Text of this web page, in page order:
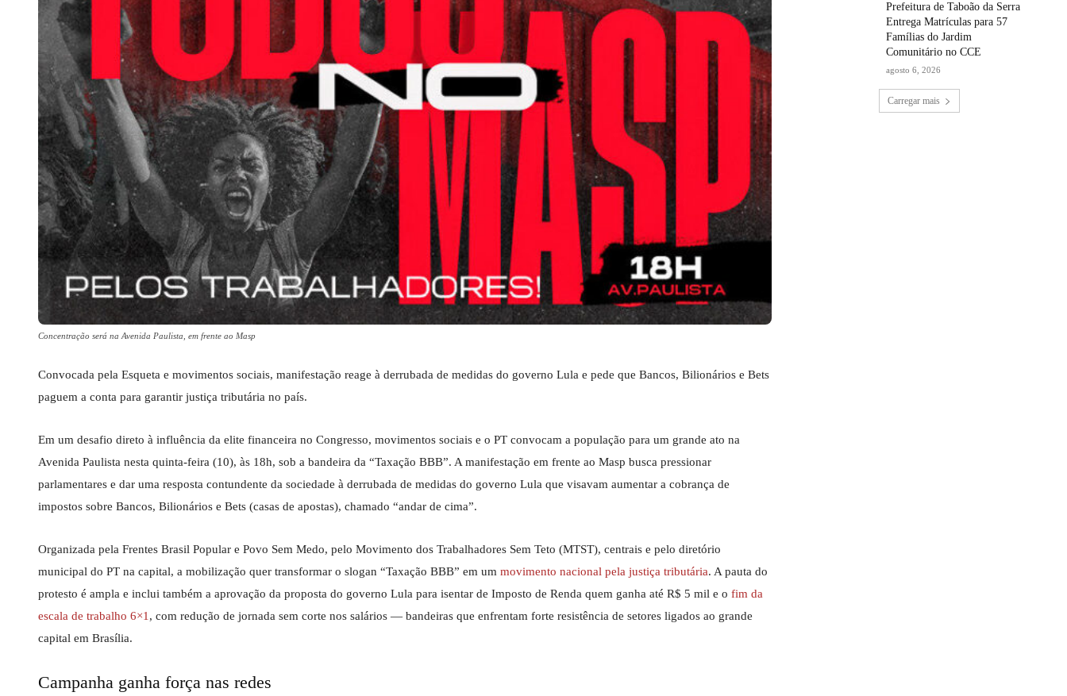
Concentração será na Avenida Paulista, em frente ao Masp
Convocada pela Esqueta e movimentos sociais, manifestação reage à derrubada de medidas do governo Lula e pede que Bancos, Bilionários e Bets
paguem a conta para garantir justiça tributária no país.
Em um desafio direto à influência da elite financeira no Congresso, movimentos sociais e o PT convocam a população para um grande ato na
Avenida Paulista nesta quinta-feira (10), às 18h, sob a bandeira da “Taxação BBB”. A manifestação em frente ao Masp busca pressionar
parlamentares e dar uma resposta contundente da sociedade à derrubada de medidas do governo Lula que visavam aumentar a cobrança de
impostos sobre Bancos, Bilionários e Bets (casas de apostas), chamado “andar de cima”.
Organizada pela Frentes Brasil Popular e Povo Sem Medo, pelo Movimento dos Trabalhadores Sem Teto (MTST), centrais e pelo diretório
municipal do PT na capital, a mobilização quer transformar o slogan “Taxação BBB” em um movimento nacional pela justiça tributária. A pauta do
protesto é ampla e inclui também a aprovação da proposta do governo Lula para isentar de Imposto de Renda quem ganha até R$ 5 mil e o fim da
escala de trabalho 6×1, com redução de jornada sem corte nos salários — bandeiras que enfrentam forte resistência de setores ligados ao grande
capital em Brasília.
Campanha ganha força nas redes
Prefeitura de Taboão da Serra
Entrega Matrículas para 57
Famílias do Jardim
Comunitário no CCE
agosto 6, 2026
Carregar mais